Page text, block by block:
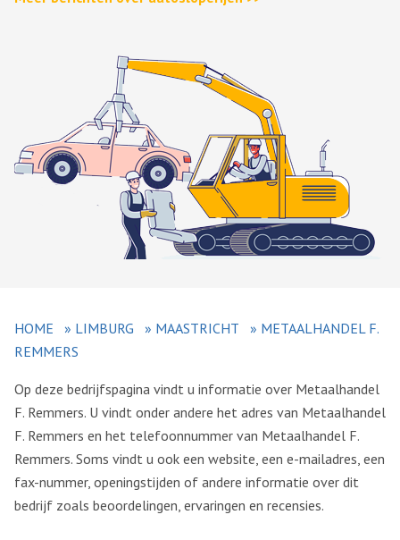
HOME » LIMBURG » MAASTRICHT » METAALHANDEL F.
REMMERS
Op deze bedrijfspagina vindt u informatie over Metaalhandel
F. Remmers. U vindt onder andere het adres van Metaalhandel
F. Remmers en het telefoonnummer van Metaalhandel F.
Remmers. Soms vindt u ook een website, een e-mailadres, een
fax-nummer, openingstijden of andere informatie over dit
bedrijf zoals beoordelingen, ervaringen en recensies.